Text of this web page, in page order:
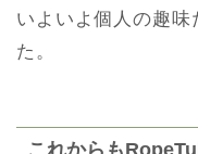
いよいよ個人の趣味
た。
これからも